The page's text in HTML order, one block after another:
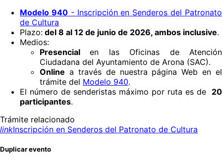
Modelo 940- Inscripción en Senderos del Patronato
de Cultura
Plazo: del 8 al 12 de junio de 2026, ambos inclusive.
Medios:
Presencialen las Oficinas de Atención
Ciudadana del Ayuntamiento de Arona (SAC).
Online a través de nuestra página Web en el
trámite del Modelo 940.
El número de senderistas máximo por ruta es de 20
participantes.
Trámite relacionado
linkInscripción en Senderos del Patronato de Cultura
Duplicar evento